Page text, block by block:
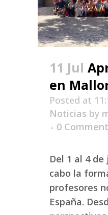
11 Jul
en
Posted at
Noticias by
0
Del 1 al 4
cabo la
profesores
España.